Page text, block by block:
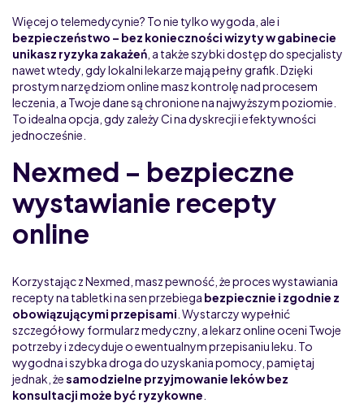
Więcej o telemedycynie? To nie tylko wygoda, ale i
bezpieczeństwo – bez konieczności wizyty w gabinecie
unikasz ryzyka zakażeń , a także szybki dostęp do specjalisty
nawet wtedy, gdy lokalni lekarze mają pełny grafik. Dzięki
prostym narzędziom online masz kontrolę nad procesem
leczenia, a Twoje dane są chronione na najwyższym poziomie.
To idealna opcja, gdy zależy Ci na dyskrecji i efektywności
jednocześnie.
Nexmed – bezpieczne
wystawianie recepty
online
Korzystając z Nexmed, masz pewność, że proces wystawiania
recepty na tabletki na sen przebiega bezpiecznie i zgodnie z
obowiązującymi przepisami . Wystarczy wypełnić
szczegółowy formularz medyczny, a lekarz online oceni Twoje
potrzeby i zdecyduje o ewentualnym przepisaniu leku. To
wygodna i szybka droga do uzyskania pomocy, pamiętaj
jednak, żesamodzielne przyjmowanie leków bez
konsultacji może być ryzykowne